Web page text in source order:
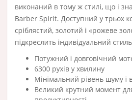
виконаний в тому ж стилі, що і
Barber Spirit. Доступний у трьох
сріблястий, золотий і «рожеве
підкреслить індивідуальний
Потужний і довговічний
6300 рухів у хвилину
Мінімальний рівень шуму і
Великий крутний момент